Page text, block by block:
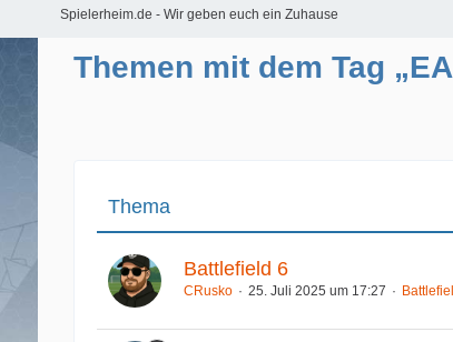
Spielerheim.de - Wir geben euch ein Zuhause
Themen mit dem Tag
Thema
Battlefield 6
CRusko 25. Juli 2025 um 17:27